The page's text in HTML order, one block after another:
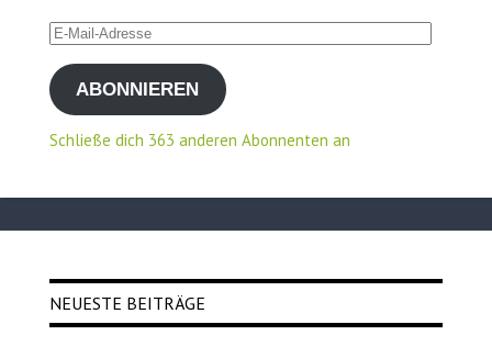
E-
Mail-
AdresseABONNIEREN
Schließe dich 363 anderen Abonnenten an
NEUESTE BEITRÄGE